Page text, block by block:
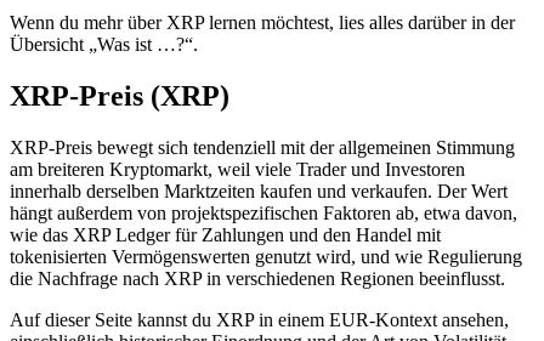
Wenn du mehr über XRP lernen möchtest, lies alles darüber in der
Übersicht „Was ist …?“.
XRP-Preis (XRP)
XRP-Preis bewegt sich tendenziell mit der allgemeinen Stimmung
am breiteren Kryptomarkt, weil viele Trader und Investoren
innerhalb derselben Marktzeiten kaufen und verkaufen. Der Wert
hängt außerdem von projektspezifischen Faktoren ab, etwa davon,
wie das XRP Ledger für Zahlungen und den Handel mit
tokenisierten Vermögenswerten genutzt wird, und wie Regulierung
die Nachfrage nach XRP in verschiedenen Regionen beeinflusst.
Auf dieser Seite kannst du XRP in einem EUR-Kontext ansehen,